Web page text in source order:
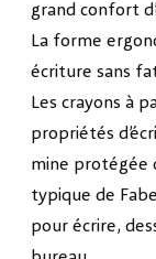
grand confort
La forme
écriture sans
Les crayons à
propriétés
mine protégée
typique de
pour écrire,